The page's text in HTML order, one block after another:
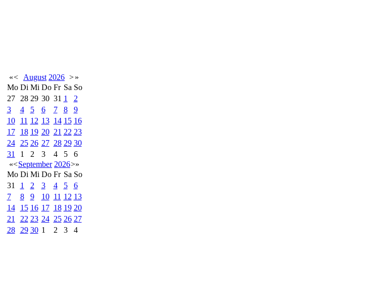
«< August 2026 >»
Mo Di Mi Do Fr Sa So
27
28 29 30 31 1
2
3
4 5 6 7 8
9
10
11 12 13 14 15 16
17
18 19 20 21 22 23
24
25 26 27 28 29 30
31
1 2 3 4 5
6
«<September 2026>»
Mo Di Mi Do Fr Sa So
31
1 2 3 4 5
6
7
8 9 10 11 12 13
14
15 16 17 18 19 20
21
22 23 24 25 26 27
28
29 30 1 2 3 4